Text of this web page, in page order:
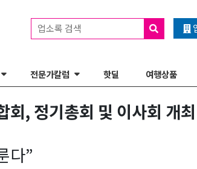
업소록 검색
전문가칼럼 핫딜 여행상품
회, 정기총회 및 이사회 개최
다”